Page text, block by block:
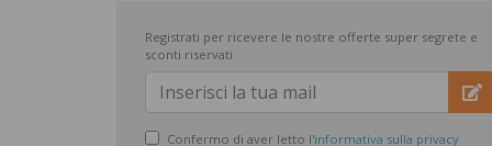
Registrati per ricevere le nostre offerte super segrete e
sconti riservati
Confermo di aver letto l'informativa sulla privacy